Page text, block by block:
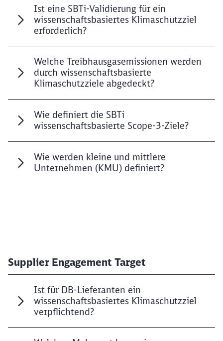
Ist eine SBTi-Validierung für ein
wissenschaftsbasiertes Klimaschutzziel
erforderlich?
Welche Treibhausgasemissionen werden
durch wissenschaftsbasierte
Klimaschutzziele abgedeckt?
Wie definiert die SBTi
wissenschaftsbasierte Scope-3-Ziele?
Wie werden kleine und mittlere
Unternehmen (KMU) definiert?
Supplier Engagement Target
Ist für DB-Lieferanten ein
wissenschaftsbasiertes Klimaschutzziel
verpflichtend?